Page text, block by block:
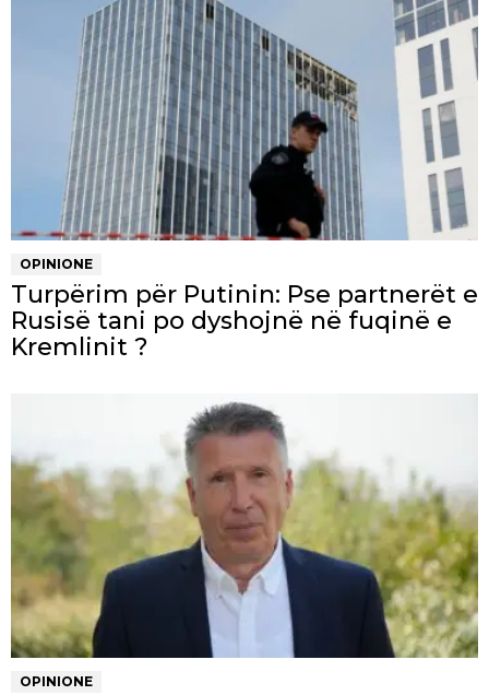
OPINIONE
Turpërim për Putinin: Pse partnerët e
Rusisë tani po dyshojnë në fuqinë e
Kremlinit ?
OPINIONE